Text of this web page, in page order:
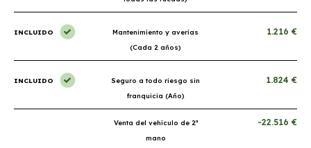
INCLUIDO
Mantenimiento y averías
(Cada 2 años)
1.216 €
INCLUIDO
Seguro a todo riesgo sin
franquicia (Año)
1.824 €
Venta del vehículo de 2ª
mano
-22.516 €